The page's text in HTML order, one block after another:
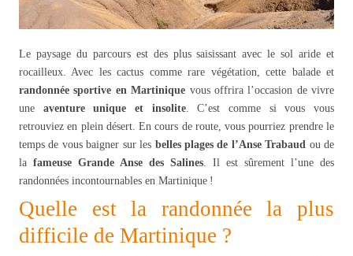
Le paysage du parcours est des plus saisissant avec le sol aride et
rocailleux. Avec les cactus comme rare végétation, cette balade et
randonnée sportive en Martinique vous offrira l’occasion de vivre
une aventure unique et insolite. C’est comme si vous vous
retrouviez en plein désert. En cours de route, vous pourriez prendre le
temps de vous baigner sur les belles plages de l’Anse Trabaud ou de
la fameuse Grande Anse des Salines . Il est sûrement l’une des
randonnées incontournables en Martinique !
Quelle est la randonnée la plus
difficile de Martinique ?